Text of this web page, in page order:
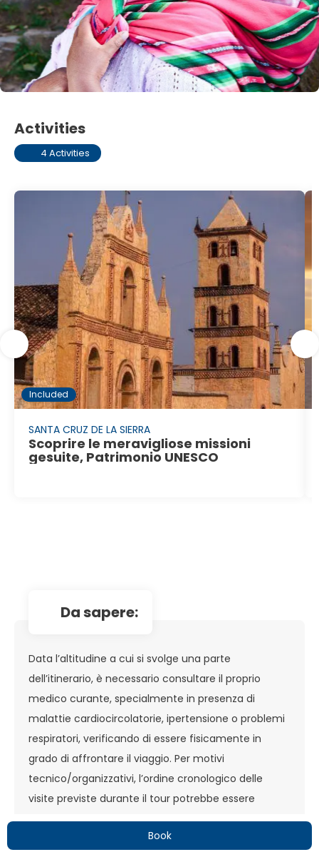
Book
Activities
4 Activities
Included
SANTA CRUZ DE LA SIERRA
Scoprire le meravigliose missioni
gesuite, Patrimonio UNESCO
da sapere:
Data l’altitudine a cui si svolge una parte
dell’itinerario, è necessario consultare il proprio
medico curante, specialmente in presenza di
malattie cardiocircolatorie, ipertensione o problemi
respiratori, verificando di essere fisicamente in
grado di affrontare il viaggio. Per motivi
tecnico/organizzativi, l’ordine cronologico delle
visite previste durante il tour potrebbe essere
cambiato, senza che questo comporti alterazione
nel contenuto del programma di viaggio. Le guide